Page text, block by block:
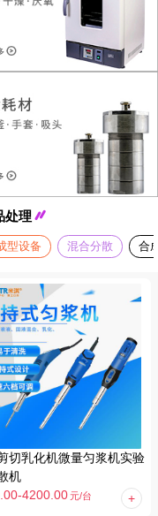
处理
型设备 混合分散 合
切乳化机微量匀浆机实验
机
4200.00元/台